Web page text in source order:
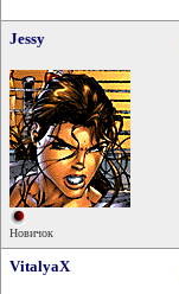
Jessy
Новичок
VitalyaX